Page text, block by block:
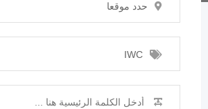
حدد موقعا
IWC